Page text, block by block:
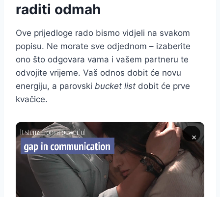
raditi odmah
Ove prijedloge rado bismo vidjeli na svakom
popisu. Ne morate sve odjednom – izaberite
ono što odgovara vama i vašem partneru te
odvojite vrijeme. Vaš odnos dobit će novu
energiju, a parovski bucket list dobit će prve
kvačice.
×